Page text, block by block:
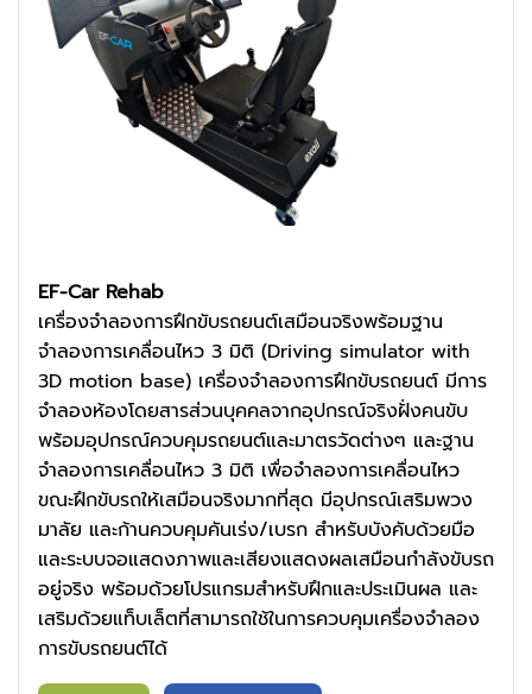
EF-Car Rehab
เครื่องจำลองการฝึกขับรถยนต์เสมือนจริงพร้อมฐาน
จำลองการเคลื่อนไหว 3 มิติ (Driving simulator with
3D motion base) เครื่องจำลองการฝึกขับรถยนต์ มีการ
จำลองห้องโดยสารส่วนบุคคลจากอุปกรณ์จริงฝั่งคนขับ
พร้อมอุปกรณ์ควบคุมรถยนต์และมาตรวัดต่างๆ และฐาน
จำลองการเคลื่อนไหว 3 มิติ เพื่อจำลองการเคลื่อนไหว
ขณะฝึกขับรถให้เสมือนจริงมากที่สุด มีอุปกรณ์เสริมพวง
มาลัย และก้านควบคุมคันเร่ง/เบรก สำหรับบังคับด้วยมือ
และระบบจอแสดงภาพและเสียงแสดงผลเสมือนกำลังขับรถ
อยู่จริง พร้อมด้วยโปรแกรมสำหรับฝึกและประเมินผล และ
เสริมด้วยแท็บเล็ตที่สามารถใช้ในการควบคุมเครื่องจำลอง
การขับรถยนต์ได้